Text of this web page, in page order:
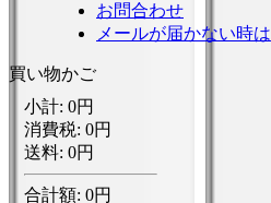
お問合わせ
メールが届かない時は
買い物かご